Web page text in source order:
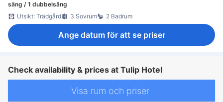
säng / 1 dubbelsäng
Utsikt: Trädgård
3 Sovrum 2 Badrum
Ange datum för att se priser
Check availability & prices at Tulip Hotel
Visa rum och priser